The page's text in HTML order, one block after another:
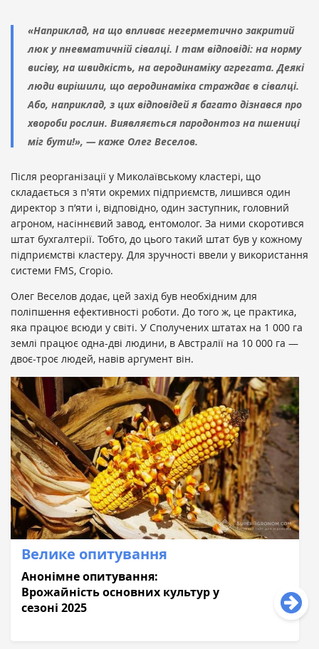
«Наприклад, на що впливає негерметично закритий
люк у пневматичній сівалці. І там відповіді: на норму
висіву, на швидкість, на аеродинаміку агрегата. Деякі
люди вирішили, що аеродинаміка страждає в сівалці.
Або, наприклад, з цих відповідей я багато дізнався про
хвороби рослин. Виявляється пародонтоз на пшениці
міг бути!», — каже Олег Веселов.
Після реорганізації у Миколаївському кластері, що
складається з п'яти окремих підприємств, лишився один
директор з п’яти і, відповідно, один заступник, головний
агроном, насіннєвий завод, ентомолог. За ними скоротився
штат бухгалтерії. Тобто, до цього такий штат був у кожному
підприємстві кластеру. Для зручності ввели у використання
системи FMS, Cropio.
Олег Веселов додає, цей захід був необхідним для
поліпшення ефективності роботи. До того ж, це практика,
яка працює всюди у світі. У Сполучених штатах на 1 000 га
землі працює одна-дві людини, в Австралії на 10 000 га —
двоє-троє людей, навів аргумент він.
Велике опитування
Анонімне опитування:
Врожайність основних культур у
сезоні 2025